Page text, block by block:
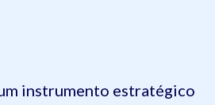
instrumento estratégico